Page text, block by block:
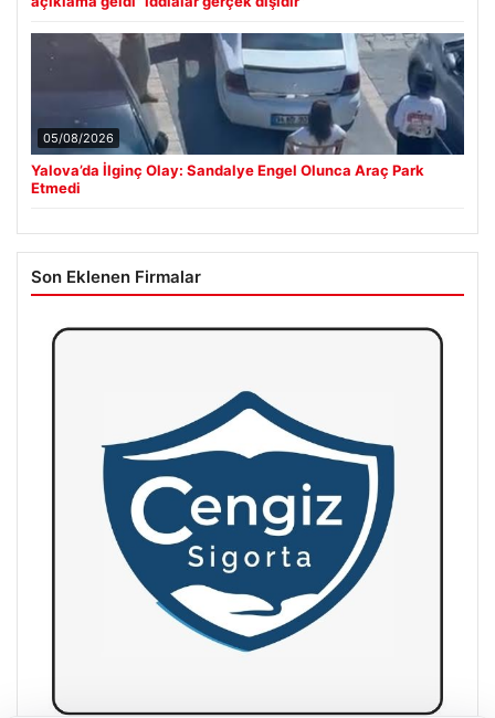
05/08/2026
Yalova’da İlginç Olay: Sandalye Engel Olunca Araç Park
Etmedi
Son Eklenen Firmalar